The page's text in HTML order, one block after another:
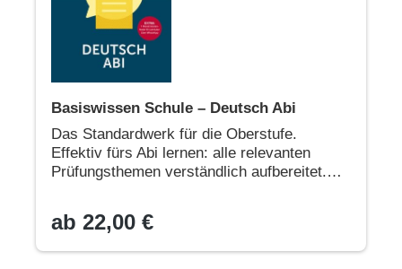
Basiswissen Schule – Deutsch Abi
Das Standardwerk für die Oberstufe.
Effektiv fürs Abi lernen: alle relevanten
Prüfungsthemen verständlich aufbereitet.
ab 22,00 €